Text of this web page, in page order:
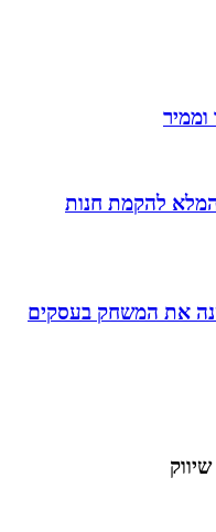
וממיר
המלא להקמת חנות
את המשחק בעסקים